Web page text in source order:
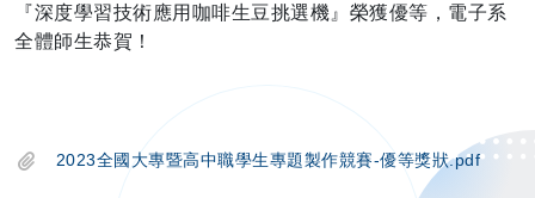
『深度學習技術應用咖啡生豆挑選機』榮獲優等，電子系
全體師生恭賀！
2023全國大專暨高中職學生專題製作競賽-優等獎狀.pdf